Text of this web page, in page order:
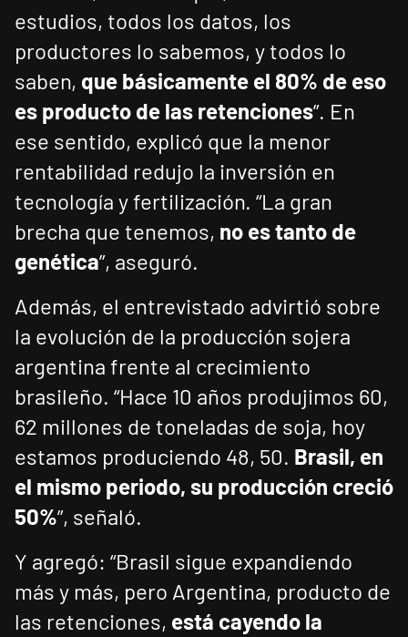
estudios, todos los datos, los
productores lo sabemos, y todos lo
saben, que básicamente el 80% de eso
es producto de las retenciones”. En
ese sentido, explicó que la menor
rentabilidad redujo la inversión en
tecnología y fertilización. “La gran
brecha que tenemos, no es tanto de
genética”, aseguró.
Además, el entrevistado advirtió sobre
la evolución de la producción sojera
argentina frente al crecimiento
brasileño. “Hace 10 años produjimos 60,
62 millones de toneladas de soja, hoy
estamos produciendo 48, 50. Brasil, en
el mismo periodo, su producción creció
50%”, señaló.
Y agregó: “Brasil sigue expandiendo
más y más, pero Argentina, producto de
las retenciones, está cayendo la